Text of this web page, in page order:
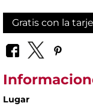
Gratis con la
Lugar